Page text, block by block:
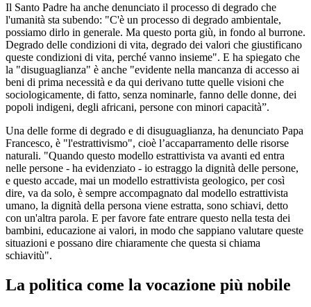
Il Santo Padre ha anche denunciato il processo di degrado che
l'umanità sta subendo: "C'è un processo di degrado ambientale,
possiamo dirlo in generale. Ma questo porta giù, in fondo al burrone.
Degrado delle condizioni di vita, degrado dei valori che giustificano
queste condizioni di vita, perché vanno insieme". E ha spiegato che
la "disuguaglianza" è anche "evidente nella mancanza di accesso ai
beni di prima necessità e da qui derivano tutte quelle visioni che
sociologicamente, di fatto, senza nominarle, fanno delle donne, dei
popoli indigeni, degli africani, persone con minori capacità”.
Una delle forme di degrado e di disuguaglianza, ha denunciato Papa
Francesco, è "l'estrattivismo", cioè l’accaparramento delle risorse
naturali. "Quando questo modello estrattivista va avanti ed entra
nelle persone - ha evidenziato - io estraggo la dignità delle persone,
e questo accade, mai un modello estrattivista geologico, per così
dire, va da solo, è sempre accompagnato dal modello estrattivista
umano, la dignità della persona viene estratta, sono schiavi, detto
con un'altra parola. E per favore fate entrare questo nella testa dei
bambini, educazione ai valori, in modo che sappiano valutare queste
situazioni e possano dire chiaramente che questa si chiama
schiavitù".
La politica come la vocazione più nobile